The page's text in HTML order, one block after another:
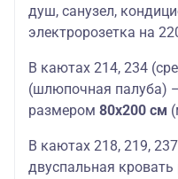
душ, санузел,
электророзетка на
В каютах 214, 234
(шлюпочная палуба)
размером 80х200 см
В каютах 218, 219,
двуспальная